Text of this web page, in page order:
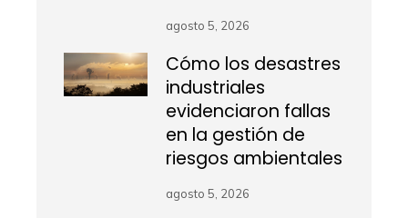
agosto 5, 2026
Cómo los desastres
industriales
evidenciaron fallas
en la gestión de
riesgos ambientales
agosto 5, 2026